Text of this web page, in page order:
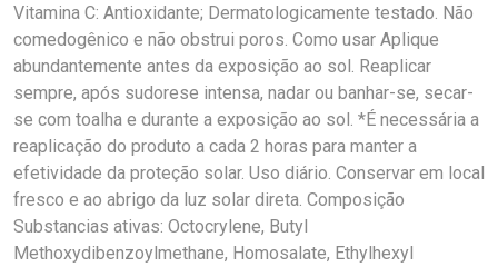
Vitamina C: Antioxidante; Dermatologicamente testado. Não
comedogênico e não obstrui poros. Como usar Aplique
abundantemente antes da exposição ao sol. Reaplicar
sempre, após sudorese intensa, nadar ou banhar-se, secar-
se com toalha e durante a exposição ao sol. *É necessária a
reaplicação do produto a cada 2 horas para manter a
efetividade da proteção solar. Uso diário. Conservar em local
fresco e ao abrigo da luz solar direta. Composição
Substancias ativas: Octocrylene, Butyl
Methoxydibenzoylmethane, Homosalate, Ethylhexyl